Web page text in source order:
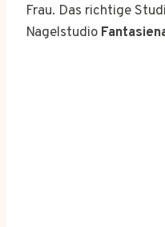
Frau. Das richtige
Nagelstudio